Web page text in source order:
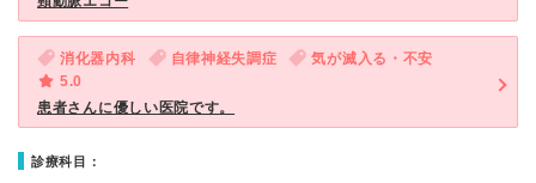
消化器内科 自律神経失調症
気が滅入る・不安
5.0
患者さんに優しい医院です。
診療科目：